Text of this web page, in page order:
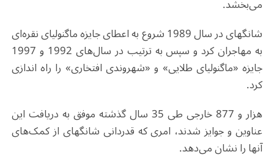
می‌بخشد.
شانگهای در سال 1989 شروع به اعطای جایزه ماگنولیای نقره‌ای
به مهاجران کرد و سپس به ترتیب در سال‌های 1992 و 1997
جایزه «ماگنولیای طلایی» و «شهروندی افتخاری» را راه اندازی
کرد.
هزار و 877 خارجی طی 35 سال گذشته موفق به دریافت این
عناوین و جوایز شدند، امری که قدردانی شانگهای از کمک‌های
آنها را نشان می‌دهد.